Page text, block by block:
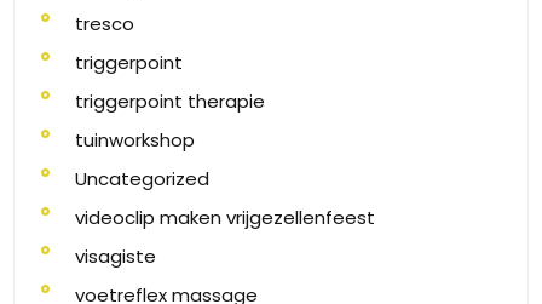
tresco
triggerpoint
triggerpoint therapie
tuinworkshop
Uncategorized
videoclip maken vrijgezellenfeest
visagiste
voetreflex massage